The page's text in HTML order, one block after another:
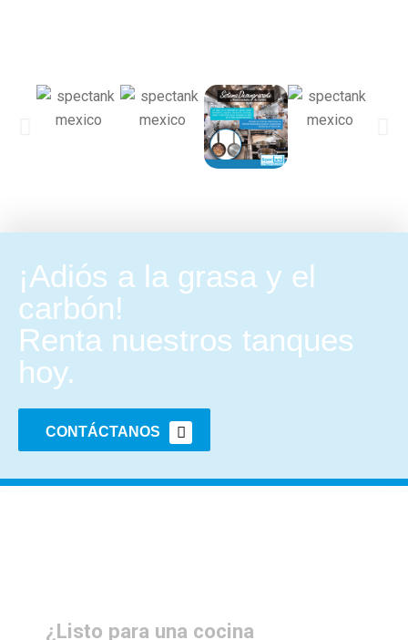
¡Adiós a la grasa y el
carbón!
Renta nuestros tanques
hoy.
CONTÁCTANOS
¿Listo para una cocina